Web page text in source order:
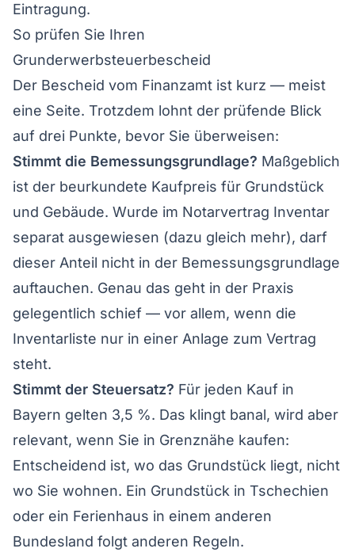
Eintragung.
So prüfen Sie Ihren
Grunderwerbsteuerbescheid
Der Bescheid vom Finanzamt ist kurz — meist
eine Seite. Trotzdem lohnt der prüfende Blick
auf drei Punkte, bevor Sie überweisen:
Stimmt die Bemessungsgrundlage? Maßgeblich
ist der beurkundete Kaufpreis für Grundstück
und Gebäude. Wurde im Notarvertrag Inventar
separat ausgewiesen (dazu gleich mehr), darf
dieser Anteil nicht in der Bemessungsgrundlage
auftauchen. Genau das geht in der Praxis
gelegentlich schief — vor allem, wenn die
Inventarliste nur in einer Anlage zum Vertrag
steht.
Stimmt der Steuersatz? Für jeden Kauf in
Bayern gelten 3,5 %. Das klingt banal, wird aber
relevant, wenn Sie in Grenznähe kaufen:
Entscheidend ist, wo das Grundstück liegt, nicht
wo Sie wohnen. Ein Grundstück in Tschechien
oder ein Ferienhaus in einem anderen
Bundesland folgt anderen Regeln.